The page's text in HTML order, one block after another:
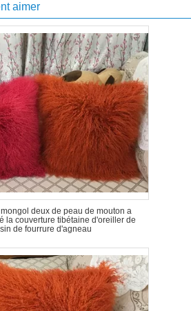
aimer
deux de peau de mouton a
la couverture tibétaine d'oreiller de
de fourrure d'agneau